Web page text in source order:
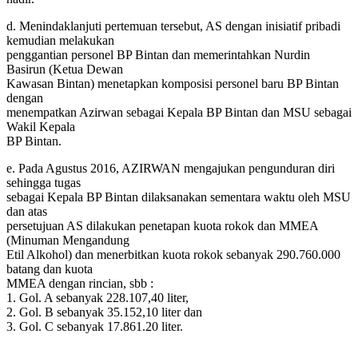
d. Menindaklanjuti pertemuan tersebut, AS dengan inisiatif pribadi
kemudian melakukan
penggantian personel BP Bintan dan memerintahkan Nurdin
Basirun (Ketua Dewan
Kawasan Bintan) menetapkan komposisi personel baru BP Bintan
dengan
menempatkan Azirwan sebagai Kepala BP Bintan dan MSU sebagai
Wakil Kepala
BP Bintan.
e. Pada Agustus 2016, AZIRWAN mengajukan pengunduran diri
sehingga tugas
sebagai Kepala BP Bintan dilaksanakan sementara waktu oleh MSU
dan atas
persetujuan AS dilakukan penetapan kuota rokok dan MMEA
(Minuman Mengandung
Etil Alkohol) dan menerbitkan kuota rokok sebanyak 290.760.000
batang dan kuota
MMEA dengan rincian, sbb :
1. Gol. A sebanyak 228.107,40 liter,
2. Gol. B sebanyak 35.152,10 liter dan
3. Gol. C sebanyak 17.861.20 liter.